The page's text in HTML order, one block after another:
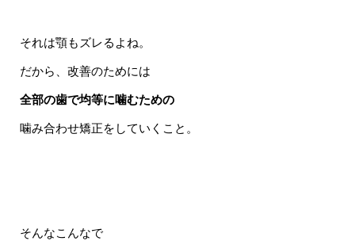
それは顎もズレるよね。
だから、改善のためには
全部の歯で均等に噛むための
噛み合わせ矯正をしていくこと。
そんなこんなで